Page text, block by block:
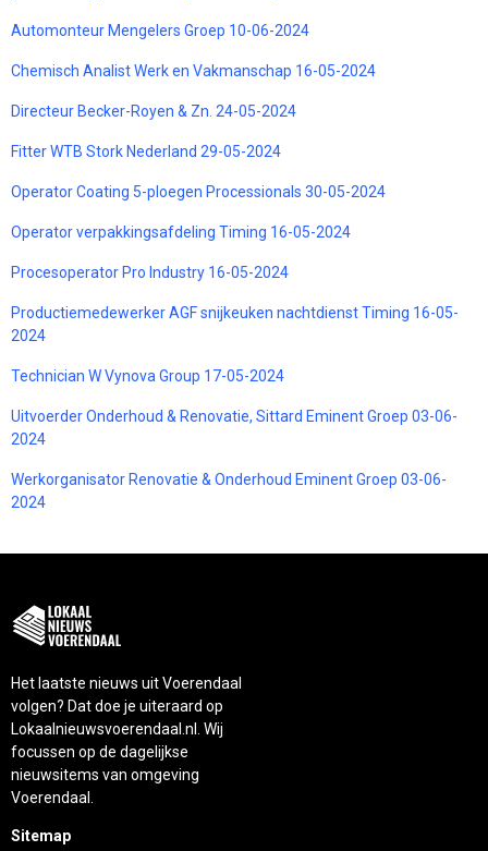
Automonteur Mengelers Groep 10-06-2024
Chemisch Analist Werk en Vakmanschap 16-05-2024
Directeur Becker-Royen & Zn. 24-05-2024
Fitter WTB Stork Nederland 29-05-2024
Operator Coating 5-ploegen Processionals 30-05-2024
Operator verpakkingsafdeling Timing 16-05-2024
Procesoperator Pro Industry 16-05-2024
Productiemedewerker AGF snijkeuken nachtdienst Timing 16-05-
2024
Technician W Vynova Group 17-05-2024
Uitvoerder Onderhoud & Renovatie, Sittard Eminent Groep 03-06-
2024
Werkorganisator Renovatie & Onderhoud Eminent Groep 03-06-
2024
Het laatste nieuws uit Voerendaal
volgen? Dat doe je uiteraard op
Lokaalnieuwsvoerendaal.nl. Wij
focussen op de dagelijkse
nieuwsitems van omgeving
Voerendaal.
Sitemap